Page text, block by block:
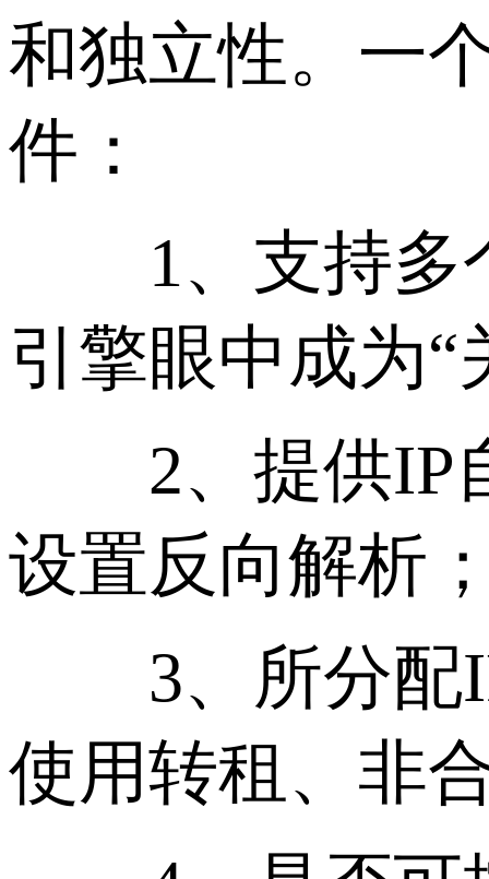
和独立性。一
件：
1、支持多个
引擎眼中成为“
2、提供IP自
设置反向解析
3、所分配IP
使用转租、非